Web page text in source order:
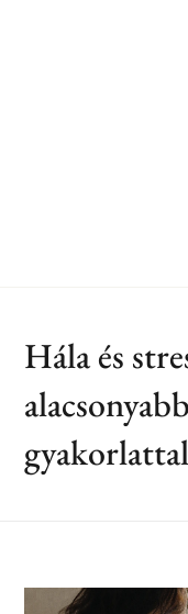
Hála és
gyakorlattal